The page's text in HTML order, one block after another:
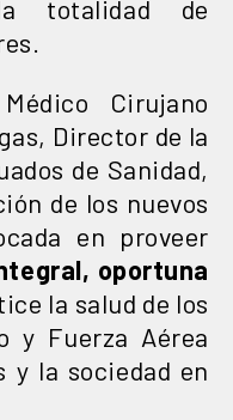
totalidad de
Cirujano
Director de la
de Sanidad,
de los nuevos
en proveer
oportuna
la salud de los
y Fuerza Aérea
y la sociedad en